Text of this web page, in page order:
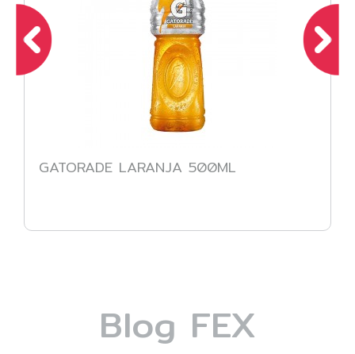
GATORADE LARANJA 500ML
Blog FEX